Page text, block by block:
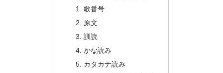
歌番号
原文
訓読
かな読み
カタカナ読み